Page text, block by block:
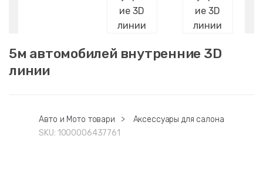
5м автомобилей внутренние 3D
линии
Авто и Мото товари >
Аксессуары для салона
SKU: 1000006437761